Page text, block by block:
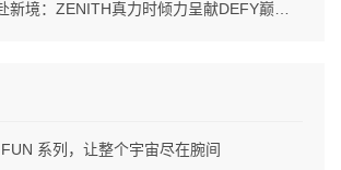
真力时倾力呈献DEFY巅峰系列EXTREME ULTRAVIOLET腕表
系列，让整个宇宙尽在腕间